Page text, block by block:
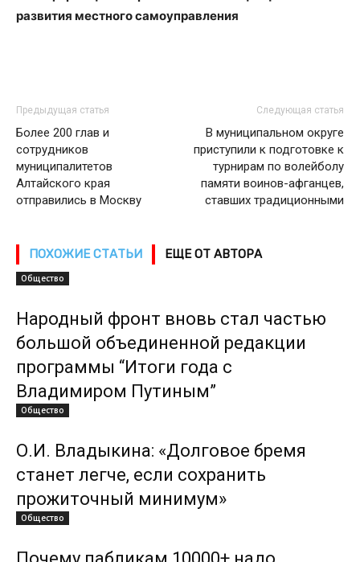
развития местного самоуправления
Предыдущая статья
Более 200 глав и
сотрудников
муниципалитетов
Алтайского края
отправились в Москву
Следующая статья
В муниципальном округе
приступили к подготовке к
турнирам по волейболу
памяти воинов-афганцев,
ставших традиционными
ПОХОЖИЕ СТАТЬИ ЕЩЕ ОТ АВТОРА
Общество
Народный фронт вновь стал частью
большой объединенной редакции
программы “Итоги года с
Владимиром Путиным”
Общество
О.И. Владыкина: «Долговое бремя
станет легче, если сохранить
прожиточный минимум»
Общество